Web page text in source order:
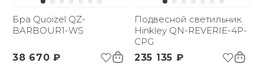
Бра Quoizel QZ-
BARBOUR1-WS
38 670 ₽
Подвесной светильник
Hinkley QN-REVERIE-4P-
CPG
235 135 ₽